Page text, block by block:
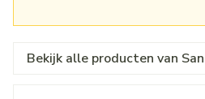
Bekijk alle producten van